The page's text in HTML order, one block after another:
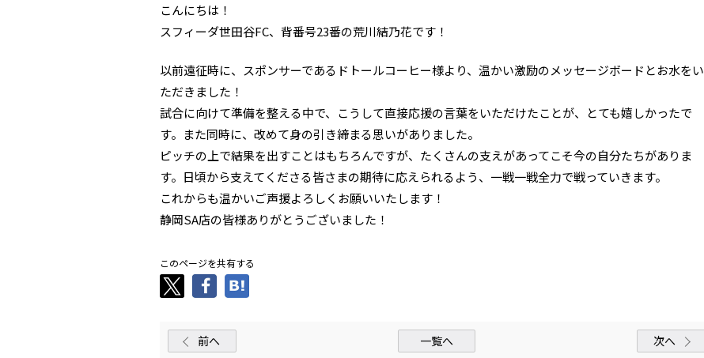
こんにちは！
スフィーダ世田谷FC、背番号23番の荒川結乃花です！
以前遠征時に、スポンサーであるドトールコーヒー様より、温かい激励のメッセージボードとお水をい
ただきました！
試合に向けて準備を整える中で、こうして直接応援の言葉をいただけたことが、とても嬉しかったで
す。また同時に、改めて身の引き締まる思いがありました。
ピッチの上で結果を出すことはもちろんですが、たくさんの支えがあってこそ今の自分たちがありま
す。日頃から支えてくださる皆さまの期待に応えられるよう、一戦一戦全力で戦っていきます。
これからも温かいご声援よろしくお願いいたします！
静岡SA店の皆様ありがとうございました！
このページを共有する
前へ 一覧へ 次へ